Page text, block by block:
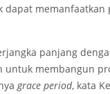
memanfaatkan
panjang
membangun
grace period, kata